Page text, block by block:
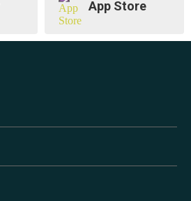
App Store